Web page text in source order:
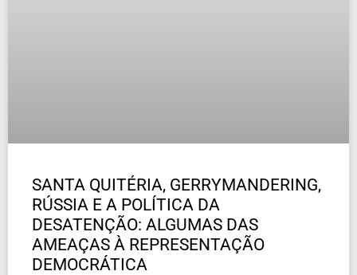
SANTA QUITÉRIA, GERRYMANDERING,
RÚSSIA E A POLÍTICA DA
DESATENÇÃO: ALGUMAS DAS
AMEAÇAS À REPRESENTAÇÃO
DEMOCRÁTICA